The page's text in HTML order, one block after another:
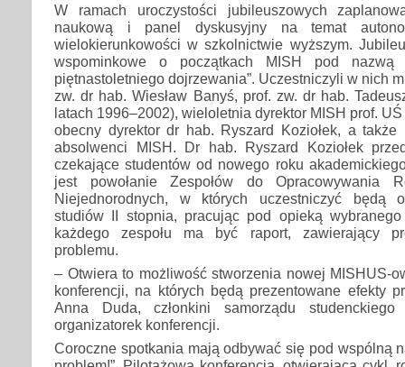
W ramach uroczystości jubileuszowych
naukową i panel dyskusyjny na temat
wielokierunkowości w szkolnictwie wyższym.
wspominkowe o początkach MISH pod nazwą
piętnastoletniego dojrzewania”. Uczestniczyli w nich
zw. dr hab. Wiesław Banyś, prof. zw. dr hab.
latach 1996–2002), wieloletnia dyrektor MISH prof.
obecny dyrektor dr hab. Ryszard Koziołek, a także
absolwenci MISH. Dr hab. Ryszard Koziołek
czekające studentów od nowego roku
jest powołanie Zespołów do Opracowywania
Niejednorodnych, w których uczestniczyć będą
studiów II stopnia, pracując pod opieką
każdego zespołu ma być raport, zawierający
problemu.
– Otwiera to możliwość stworzenia nowej MISHUS-
konferencji, na których będą prezentowane efekty
Anna Duda, członkini samorządu
organizatorek konferencji.
Coroczne spotkania mają odbywać się pod wspólną